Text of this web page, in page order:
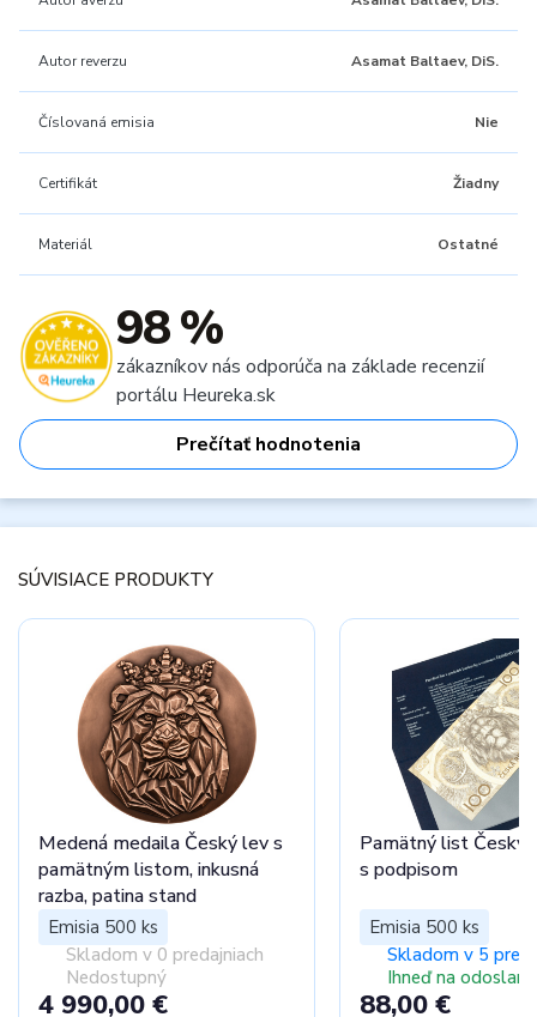
Autor reverzu Asamat Baltaev, DiS.
Číslovaná emisia Nie
Certifikát Žiadny
Materiál Ostatné
98 %
zákazníkov nás odporúča na základe recenzií
portálu Heureka.sk
Prečítať hodnotenia
SÚVISIACE PRODUKTY
Medená medaila Český lev s
pamätným listom, inkusná
razba, patina stand
Emisia 500 ks
Skladom v 0 predajniach
Nedostupný
4 990,00 €
Pamätný list Český
s podpisom
Emisia 500 ks
Skladom v 5
Ihneď na
88,00 €